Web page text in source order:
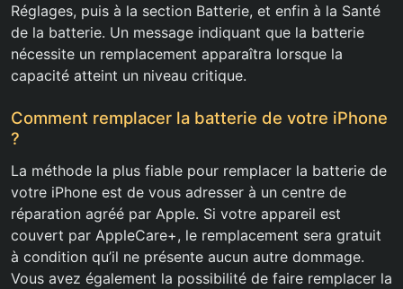
Réglages, puis à la section Batterie, et enfin à la Santé
de la batterie. Un message indiquant que la batterie
nécessite un remplacement apparaîtra lorsque la
capacité atteint un niveau critique.
Comment remplacer la batterie de votre iPhone
?
La méthode la plus fiable pour remplacer la batterie de
votre iPhone est de vous adresser à un centre de
réparation agréé par Apple. Si votre appareil est
couvert par AppleCare+, le remplacement sera gratuit
à condition qu’il ne présente aucun autre dommage.
Vous avez également la possibilité de faire remplacer la